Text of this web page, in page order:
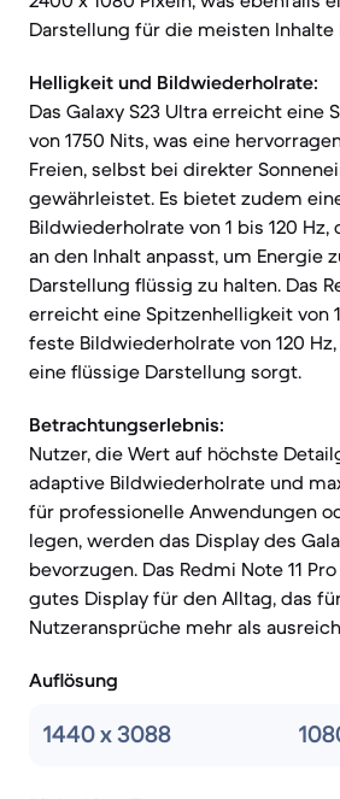
Darstellung für die meisten
Helligkeit und Bildwiederholrate:
Das Galaxy S23 Ultra erreicht eine
von 1750 Nits, was eine
Freien, selbst bei direkter
gewährleistet. Es bietet zudem
Bildwiederholrate von 1 bis 120
an den Inhalt anpasst, um Energie
Darstellung flüssig zu halten. Das
erreicht eine Spitzenhelligkeit von
feste Bildwiederholrate von 120
eine flüssige Darstellung sorgt.
Betrachtungserlebnis:
Nutzer, die Wert auf höchste
adaptive Bildwiederholrate und
für professionelle Anwendungen
legen, werden das Display des
bevorzugen. Das Redmi Note 11
gutes Display für den Alltag, das
Nutzeransprüche mehr als
Auflösung
1440 x 3088